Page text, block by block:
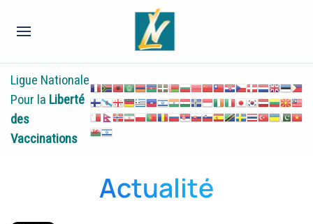
Ligue Nationale
Pour la Liberté
des
Vaccinations
Actualité